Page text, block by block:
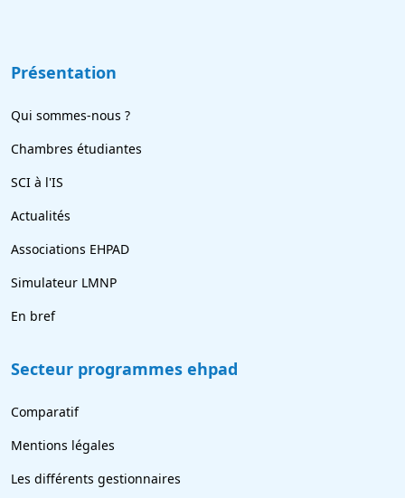
Présentation
Qui sommes-nous ?
Chambres étudiantes
SCI à l'IS
Actualités
Associations EHPAD
Simulateur LMNP
En bref
Secteur programmes ehpad
Comparatif
Mentions légales
Les différents gestionnaires